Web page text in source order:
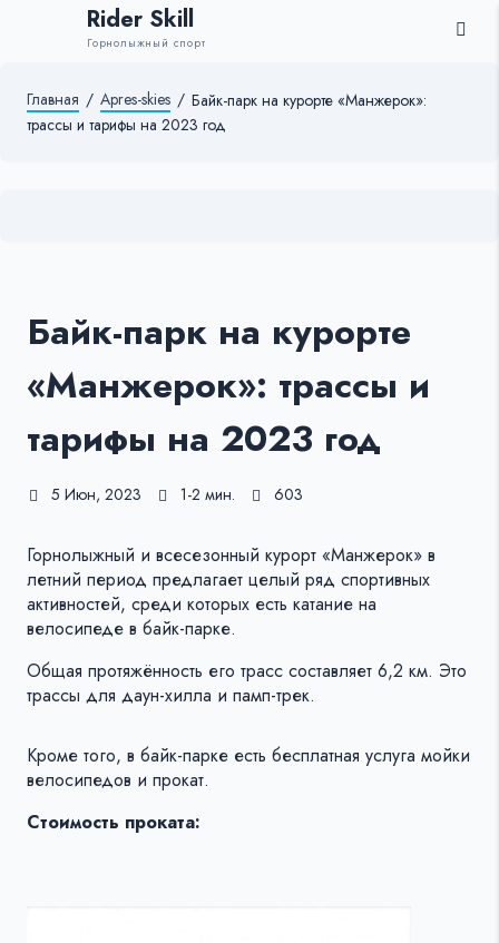
Rider Skill
Горнолыжный спорт
Главная / Apres-skies / Байк-парк на курорте «Манжерок»:
трассы и тарифы на 2023 год
Байк-парк на курорте
«Манжерок»: трассы и
тарифы на 2023 год
5 Июн, 2023 1-2 мин. 603
Горнолыжный и всесезонный курорт «Манжерок» в
летний период предлагает целый ряд спортивных
активностей, среди которых есть катание на
велосипеде в байк-парке.
Общая протяжённость его трасс составляет 6,2 км. Это
трассы для даун-хилла и памп-трек.
Кроме того, в байк-парке есть бесплатная услуга мойки
велосипедов и прокат.
Стоимость проката: